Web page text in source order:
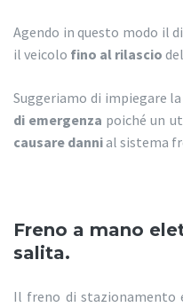
Agendo in questo modo il
il veicolo fino al rilascio
Suggeriamo di impiegare
di emergenza poiché un
causare dannial sistema
Freno a mano
salita.
Il freno di